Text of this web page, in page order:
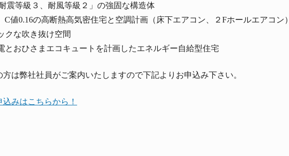
震等級３、耐風等級２」の強固な構造体
C値0.16の高断熱高気密住宅と空調計画（床下エアコン、２Fホールエアコン）
クな吹き抜け空間
とおひさまエコキュートを計画したエネルギー自給型住宅
方は弊社社員がご案内いたしますので下記よりお申込み下さい。
みはこちらから！